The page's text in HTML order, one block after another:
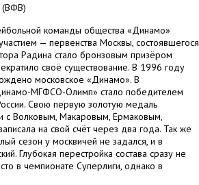
(ВФВ)
команды общества «Динамо»
— первенства Москвы, состоявшегося
Радина стало бронзовым призёром
своё существование. В 1996 году
московское «Динамо». В
МГФСО-Олимп» стало победителем
Свою первую золотую медаль
с Волковым, Макаровым, Ермаковым,
на свой счёт через два года. Так же
сезон у москвичей не задался, и в
Глубокая перестройка состава сразу не
в чемпионате Суперлиги, однако в